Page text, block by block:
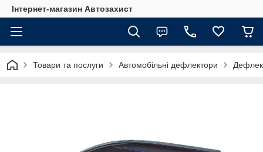
Інтернет-магазин Автозахист
Товари та послуги Автомобільні дефлектори